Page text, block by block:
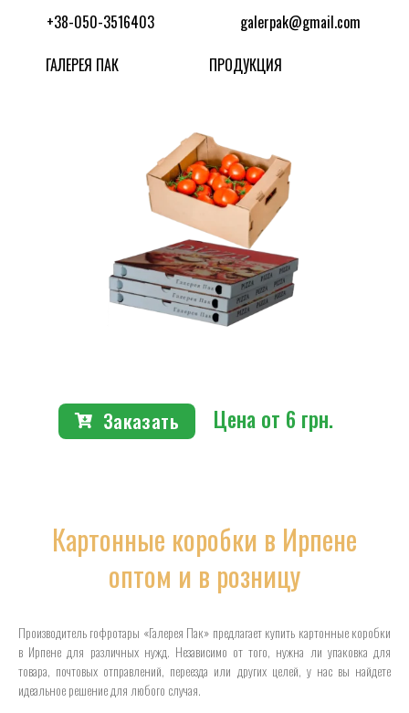
+38-050-3516403
galerpak@gmail.com
ГАЛЕРЕЯ ПАК
ПРОДУКЦИЯ
Заказать Цена от 6 грн.
Картонные коробки в Ирпене
оптом и в розницу
Производитель гофротары «Галерея Пак» предлагает купить картонные коробки
в Ирпене для различных нужд. Независимо от того, нужна ли упаковка для
товара, почтовых отправлений, переезда или других целей, у нас вы найдете
идеальное решение для любого случая.